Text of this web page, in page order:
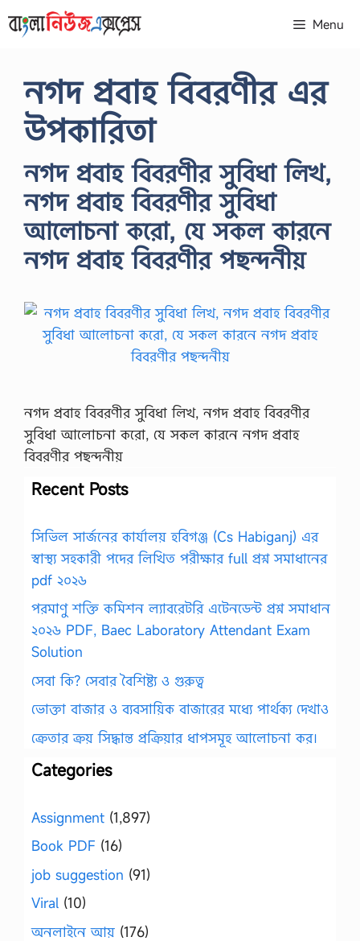
to
Menu
নগদ প্রবাহ বিবরণীর এর
উপকারিতা
নগদ প্রবাহ বিবরণীর সুবিধা লিখ,
নগদ প্রবাহ বিবরণীর সুবিধা
আলোচনা করো, যে সকল কারনে
নগদ প্রবাহ বিবরণীর পছন্দনীয়
নগদ প্রবাহ বিবরণীর সুবিধা লিখ, নগদ প্রবাহ বিবরণীর
সুবিধা আলোচনা করো, যে সকল কারনে নগদ প্রবাহ
বিবরণীর পছন্দনীয়
Recent Posts
সিভিল সার্জনের কার্যালয় হবিগঞ্জ (Cs Habiganj) এর
স্বাস্থ্য সহকারী পদের লিখিত পরীক্ষার full প্রশ্ন সমাধানের
pdf ২০২৬
পরমাণু শক্তি কমিশন ল্যাবরেটরি এটেনডেন্ট প্রশ্ন সমাধান
২০২৬ PDF, Baec Laboratory Attendant Exam
Solution
সেবা কি? সেবার বৈশিষ্ট্য ও গুরুত্ব
ভোক্তা বাজার ও ব্যবসায়িক বাজারের মধ্যে পার্থক্য দেখাও
ক্রেতার ক্রয় সিদ্ধান্ত প্রক্রিয়ার ধাপসমূহ আলোচনা কর।
Categories
Assignment (1,897)
Book PDF (16)
job suggestion (91)
Viral (10)
অনলাইনে আয় (176)